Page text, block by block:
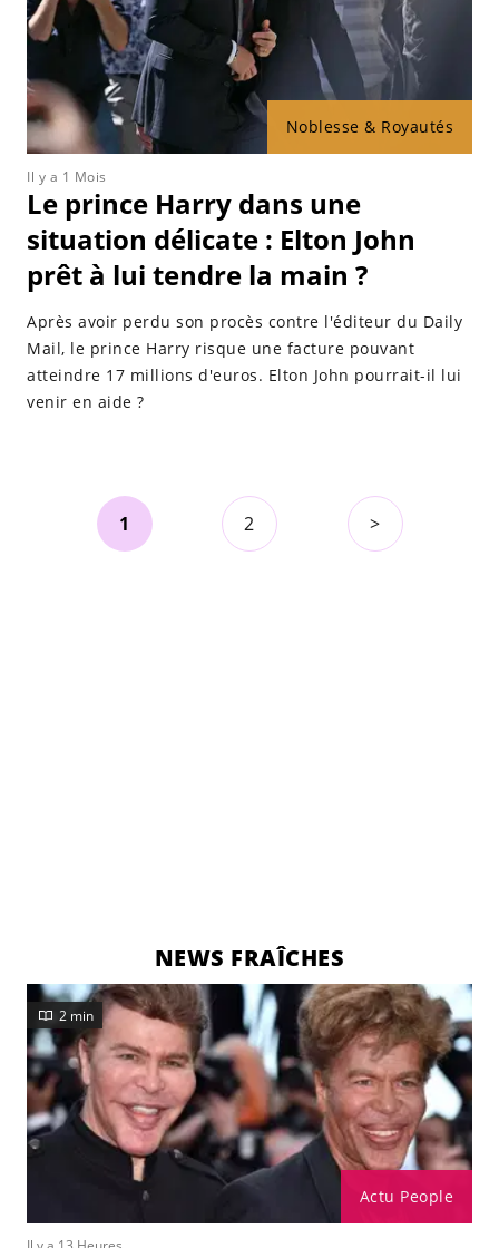
Noblesse & Royautés
Il y a 1 Mois
Le prince Harry dans une
situation délicate : Elton John
prêt à lui tendre la main ?
Après avoir perdu son procès contre l'éditeur du Daily
Mail, le prince Harry risque une facture pouvant
atteindre 17 millions d'euros. Elton John pourrait-il lui
venir en aide ?
1 2 >
NEWS FRAÎCHES
Actu People
2 min